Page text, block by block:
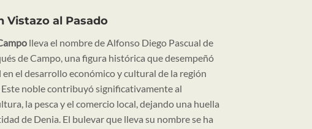
Vistazo al Pasado
lleva el nombre de Alfonso Diego Pascual de
de Campo, una figura histórica que desempeñó
el desarrollo económico y cultural de la región
noble contribuyó significativamente al
la pesca y el comercio local, dejando una huella
de Denia. El bulevar que lleva su nombre se ha